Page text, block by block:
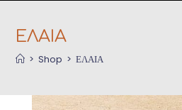
ΕΛΑΙΑ
> Shop > ΕΛΑΙΑ